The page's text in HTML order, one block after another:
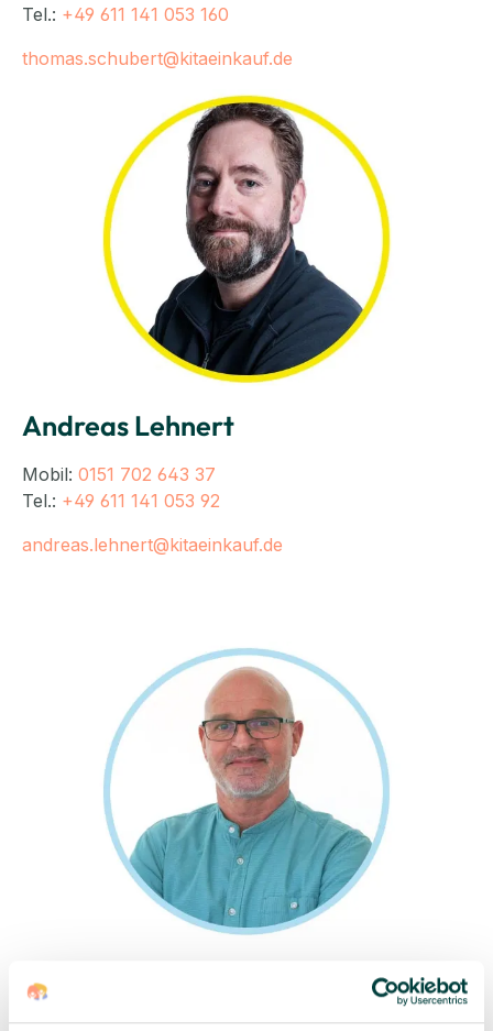
Tel.: +49 611 141 053 160
thomas.schubert@kitaeinkauf.de
Andreas Lehnert
Mobil: 0151 702 643 37
Tel.: +49 611 141 053 92
andreas.lehnert@kitaeinkauf.de
Joachim Jansen
Mobil:0160 905 766 21